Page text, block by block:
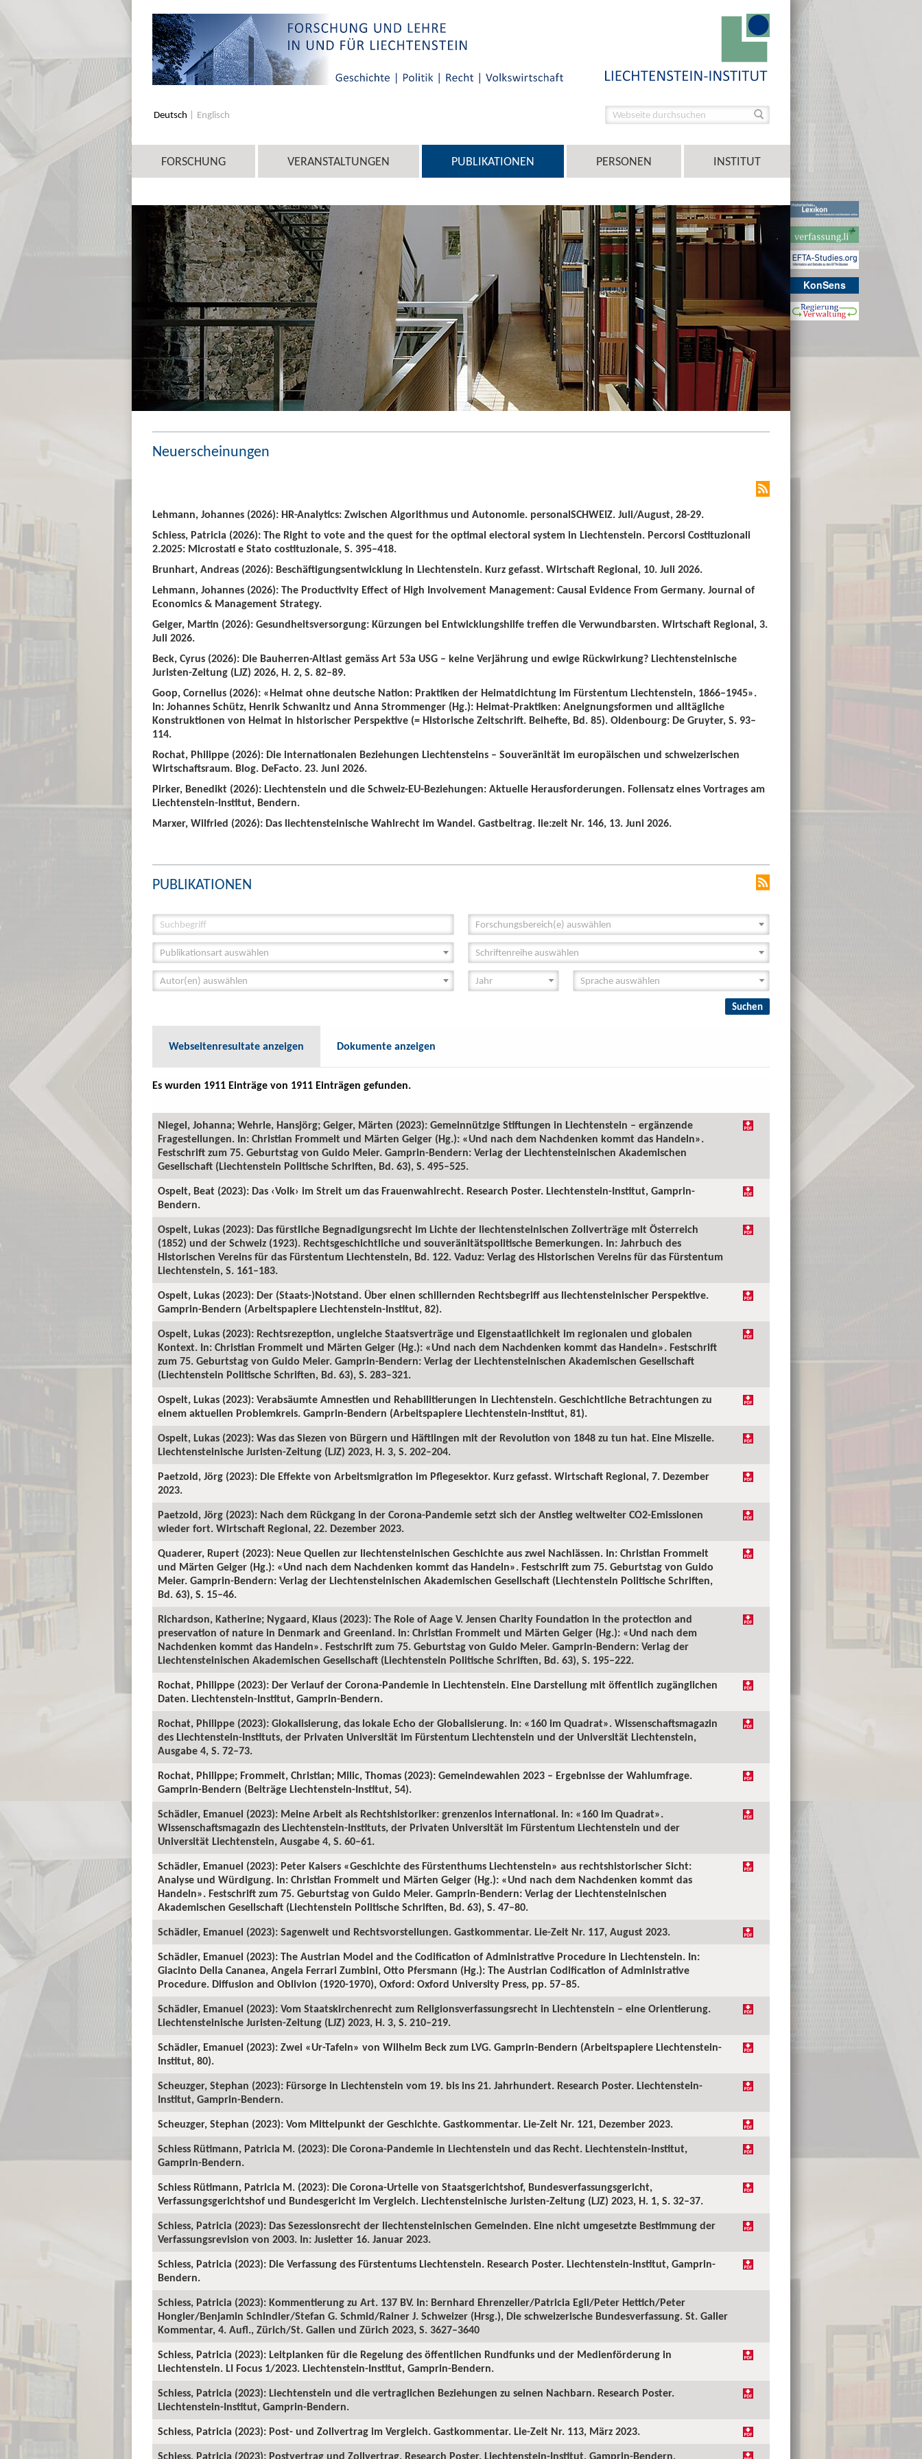
KonSens
Deutsch Englisch
FORSCHUNG VERANSTALTUNGEN PUBLIKATIONEN PERSONEN INSTITUT
Neuerscheinungen
Lehmann, Johannes (2026): HR-Analytics: Zwischen Algorithmus und Autonomie. personalSCHWEIZ. Juli/August, 28-29.
Schiess, Patricia (2026): The Right to vote and the quest for the optimal electoral system in Liechtenstein. Percorsi Costituzionali
2.2025: Microstati e Stato costituzionale, S. 395–418.
Brunhart, Andreas (2026): Beschäftigungsentwicklung in Liechtenstein. Kurz gefasst. Wirtschaft Regional, 10. Juli 2026.
Lehmann, Johannes (2026): The Productivity Effect of High Involvement Management: Causal Evidence From Germany. Journal of
Economics & Management Strategy.
Geiger, Martin (2026): Gesundheitsversorgung: Kürzungen bei Entwicklungshilfe treffen die Verwundbarsten. Wirtschaft Regional, 3.
Juli 2026.
Beck, Cyrus (2026): Die Bauherren-Altlast gemäss Art 53a USG – keine Verjährung und ewige Rückwirkung? Liechtensteinische
Juristen-Zeitung (LJZ) 2026, H. 2, S. 82–89.
Goop, Cornelius (2026): «Heimat ohne deutsche Nation: Praktiken der Heimatdichtung im Fürstentum Liechtenstein, 1866–1945».
In: Johannes Schütz, Henrik Schwanitz und Anna Strommenger (Hg.): Heimat-Praktiken: Aneignungsformen und alltägliche
Konstruktionen von Heimat in historischer Perspektive (= Historische Zeitschrift. Beihefte, Bd. 85). Oldenbourg: De Gruyter, S. 93–
114.
Rochat, Philippe (2026): Die internationalen Beziehungen Liechtensteins – Souveränität im europäischen und schweizerischen
Wirtschaftsraum. Blog. DeFacto. 23. Juni 2026.
Pirker, Benedikt (2026): Liechtenstein und die Schweiz-EU-Beziehungen: Aktuelle Herausforderungen. Foliensatz eines Vortrages am
Liechtenstein-Institut, Bendern.
Marxer, Wilfried (2026): Das liechtensteinische Wahlrecht im Wandel. Gastbeitrag. lie:zeit Nr. 146, 13. Juni 2026.
PUBLIKATIONEN
Forschungsbereich(e) auswählen
Publikationsart auswählen Schriftenreihe auswählen
Autor(en) auswählen
Webseitenresultate anzeigen Dokumente anzeigen
Es wurden 1911 Einträge von 1911 Einträgen gefunden.
Niegel, Johanna; Wehrle, Hansjörg; Geiger, Märten (2023): Gemeinnützige Stiftungen in Liechtenstein – ergänzende
Fragestellungen. In: Christian Frommelt und Märten Geiger (Hg.): «Und nach dem Nachdenken kommt das Handeln».
Festschrift zum 75. Geburtstag von Guido Meier. Gamprin-Bendern: Verlag der Liechtensteinischen Akademischen
Gesellschaft (Liechtenstein Politische Schriften, Bd. 63), S. 495–525.
Ospelt, Beat (2023): Das ‹Volk› im Streit um das Frauenwahlrecht. Research Poster. Liechtenstein-Institut, Gamprin-
Bendern.
Ospelt, Lukas (2023): Das fürstliche Begnadigungsrecht im Lichte der liechtensteinischen Zollverträge mit Österreich
(1852) und der Schweiz (1923). Rechtsgeschichtliche und souveränitätspolitische Bemerkungen. In: Jahrbuch des
Historischen Vereins für das Fürstentum Liechtenstein, Bd. 122. Vaduz: Verlag des Historischen Vereins für das Fürstentum
Liechtenstein, S. 161–183.
Ospelt, Lukas (2023): Der (Staats-)Notstand. Über einen schillernden Rechtsbegriff aus liechtensteinischer Perspektive.
Gamprin-Bendern (Arbeitspapiere Liechtenstein-Institut, 82).
Ospelt, Lukas (2023): Rechtsrezeption, ungleiche Staatsverträge und Eigenstaatlichkeit im regionalen und globalen
Kontext. In: Christian Frommelt und Märten Geiger (Hg.): «Und nach dem Nachdenken kommt das Handeln». Festschrift
zum 75. Geburtstag von Guido Meier. Gamprin-Bendern: Verlag der Liechtensteinischen Akademischen Gesellschaft
(Liechtenstein Politische Schriften, Bd. 63), S. 283–321.
Ospelt, Lukas (2023): Verabsäumte Amnestien und Rehabilitierungen in Liechtenstein. Geschichtliche Betrachtungen zu
einem aktuellen Problemkreis. Gamprin-Bendern (Arbeitspapiere Liechtenstein-Institut, 81).
Ospelt, Lukas (2023): Was das Siezen von Bürgern und Häftlingen mit der Revolution von 1848 zu tun hat. Eine Miszelle.
Liechtensteinische Juristen-Zeitung (LJZ) 2023, H. 3, S. 202–204.
Paetzold, Jörg (2023): Die Effekte von Arbeitsmigration im Pflegesektor. Kurz gefasst. Wirtschaft Regional, 7. Dezember
2023.
Paetzold, Jörg (2023): Nach dem Rückgang in der Corona-Pandemie setzt sich der Anstieg weltweiter CO2-Emissionen
wieder fort. Wirtschaft Regional, 22. Dezember 2023.
Quaderer, Rupert (2023): Neue Quellen zur liechtensteinischen Geschichte aus zwei Nachlässen. In: Christian Frommelt
und Märten Geiger (Hg.): «Und nach dem Nachdenken kommt das Handeln». Festschrift zum 75. Geburtstag von Guido
Meier. Gamprin-Bendern: Verlag der Liechtensteinischen Akademischen Gesellschaft (Liechtenstein Politische Schriften,
Bd. 63), S. 15–46.
Richardson, Katherine; Nygaard, Klaus (2023): The Role of Aage V. Jensen Charity Foundation in the protection and
preservation of nature in Denmark and Greenland. In: Christian Frommelt und Märten Geiger (Hg.): «Und nach dem
Nachdenken kommt das Handeln». Festschrift zum 75. Geburtstag von Guido Meier. Gamprin-Bendern: Verlag der
Liechtensteinischen Akademischen Gesellschaft (Liechtenstein Politische Schriften, Bd. 63), S. 195–222.
Rochat, Philippe (2023): Der Verlauf der Corona-Pandemie in Liechtenstein. Eine Darstellung mit öffentlich zugänglichen
Daten. Liechtenstein-Institut, Gamprin-Bendern.
Rochat, Philippe (2023): Glokalisierung, das lokale Echo der Globalisierung. In: «160 im Quadrat». Wissenschaftsmagazin
des Liechtenstein-Instituts, der Privaten Universität im Fürstentum Liechtenstein und der Universität Liechtenstein,
Ausgabe 4, S. 72–73.
Rochat, Philippe; Frommelt, Christian; Milic, Thomas (2023): Gemeindewahlen 2023 – Ergebnisse der Wahlumfrage.
Gamprin-Bendern (Beiträge Liechtenstein-Institut, 54).
Schädler, Emanuel (2023): Meine Arbeit als Rechtshistoriker: grenzenlos international. In: «160 im Quadrat».
Wissenschaftsmagazin des Liechtenstein-Instituts, der Privaten Universität im Fürstentum Liechtenstein und der
Universität Liechtenstein, Ausgabe 4, S. 60–61.
Schädler, Emanuel (2023): Peter Kaisers «Geschichte des Fürstenthums Liechtenstein» aus rechtshistorischer Sicht:
Analyse und Würdigung. In: Christian Frommelt und Märten Geiger (Hg.): «Und nach dem Nachdenken kommt das
Handeln». Festschrift zum 75. Geburtstag von Guido Meier. Gamprin-Bendern: Verlag der Liechtensteinischen
Akademischen Gesellschaft (Liechtenstein Politische Schriften, Bd. 63), S. 47–80.
Schädler, Emanuel (2023): Sagenwelt und Rechtsvorstellungen. Gastkommentar. Lie-Zeit Nr. 117, August 2023.
Schädler, Emanuel (2023): The Austrian Model and the Codification of Administrative Procedure in Liechtenstein. In:
Giacinto Della Cananea, Angela Ferrari Zumbini, Otto Pfersmann (Hg.): The Austrian Codification of Administrative
Procedure. Diffusion and Oblivion (1920-1970), Oxford: Oxford University Press, pp. 57–85.
Schädler, Emanuel (2023): Vom Staatskirchenrecht zum Religionsverfassungsrecht in Liechtenstein – eine Orientierung.
Liechtensteinische Juristen-Zeitung (LJZ) 2023, H. 3, S. 210–219.
Schädler, Emanuel (2023): Zwei «Ur-Tafeln» von Wilhelm Beck zum LVG. Gamprin-Bendern (Arbeitspapiere Liechtenstein-
Institut, 80).
Scheuzger, Stephan (2023): Fürsorge in Liechtenstein vom 19. bis ins 21. Jahrhundert. Research Poster. Liechtenstein-
Institut, Gamprin-Bendern.
Scheuzger, Stephan (2023): Vom Mittelpunkt der Geschichte. Gastkommentar. Lie-Zeit Nr. 121, Dezember 2023.
Schiess Rütimann, Patricia M. (2023): Die Corona-Pandemie in Liechtenstein und das Recht. Liechtenstein-Institut,
Gamprin-Bendern.
Schiess Rütimann, Patricia M. (2023): Die Corona-Urteile von Staatsgerichtshof, Bundesverfassungsgericht,
Verfassungsgerichtshof und Bundesgericht im Vergleich. Liechtensteinische Juristen-Zeitung (LJZ) 2023, H. 1, S. 32–37.
Schiess, Patricia (2023): Das Sezessionsrecht der liechtensteinischen Gemeinden. Eine nicht umgesetzte Bestimmung der
Verfassungsrevision von 2003. In: Jusletter 16. Januar 2023.
Schiess, Patricia (2023): Die Verfassung des Fürstentums Liechtenstein. Research Poster. Liechtenstein-Institut, Gamprin-
Bendern.
Schiess, Patricia (2023): Kommentierung zu Art. 137 BV. In: Bernhard Ehrenzeller/Patricia Egli/Peter Hettich/Peter
Hongler/Benjamin Schindler/Stefan G. Schmid/Rainer J. Schweizer (Hrsg.), Die schweizerische Bundesverfassung. St. Galler
Kommentar, 4. Aufl., Zürich/St. Gallen und Zürich 2023, S. 3627–3640
Schiess, Patricia (2023): Leitplanken für die Regelung des öffentlichen Rundfunks und der Medienförderung in
Liechtenstein. LI Focus 1/2023. Liechtenstein-Institut, Gamprin-Bendern.
Schiess, Patricia (2023): Liechtenstein und die vertraglichen Beziehungen zu seinen Nachbarn. Research Poster.
Liechtenstein-Institut, Gamprin-Bendern.
Schiess, Patricia (2023): Post- und Zollvertrag im Vergleich. Gastkommentar. Lie-Zeit Nr. 113, März 2023.
Schiess, Patricia (2023): Postvertrag und Zollvertrag. Research Poster. Liechtenstein-Institut, Gamprin-Bendern.